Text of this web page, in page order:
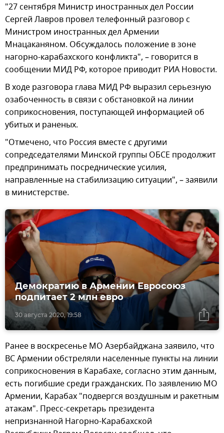
"27 сентября Министр иностранных дел России
Сергей Лавров провел телефонный разговор с
Министром иностранных дел Армении
Мнацаканяном. Обсуждалось положение в зоне
нагорно-карабахского конфликта", – говорится в
сообщении МИД РФ, которое приводит РИА Новости.
В ходе разговора глава МИД РФ выразил серьезную
озабоченность в связи с обстановкой на линии
соприкосновения, поступающей информацией об
убитых и раненых.
"Отмечено, что Россия вместе с другими
сопредседателями Минской группы ОБСЕ продолжит
предпринимать посреднические усилия,
направленные на стабилизацию ситуации", – заявили
в министерстве.
30 августа 2020, 19:58
Демократию в Армении Евросоюз
подпитает 2 млн евро
Ранее в воскресенье МО Азербайджана заявило, что
ВС Армении обстреляли населенные пункты на линии
соприкосновения в Карабахе, согласно этим данным,
есть погибшие среди гражданских. По заявлению МО
Армении, Карабах "подвергся воздушным и ракетным
атакам". Пресс-секретарь президента
непризнанной Нагорно-Карабахской